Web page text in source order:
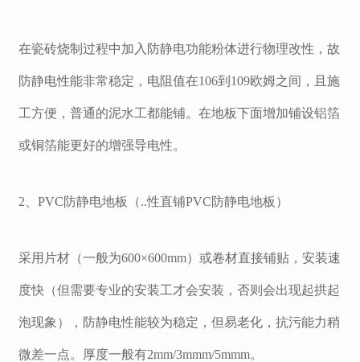
在瓷砖烧制过程中加入防静电功能粉体进行物理改性，故
防静电性能非常稳定，电阻值在106到 109欧姆之间，且施
工方便，普通的泥水工都能铺。在地板下面增加铺设铝箔
或铜箔能更好的增强导电性。
2、PVC防静电地板（..性直铺PVC防静电地板）
采用片材（一般为600×600mm）或卷材直接铺贴，安装速
度快（但需要专业的安装工才会安装，否则会出现起拱起
泡现象），防静电性能较为稳定，但易老化，抗污能力稍
微差一点。厚度一般有2mm/3mmm/5mmm。